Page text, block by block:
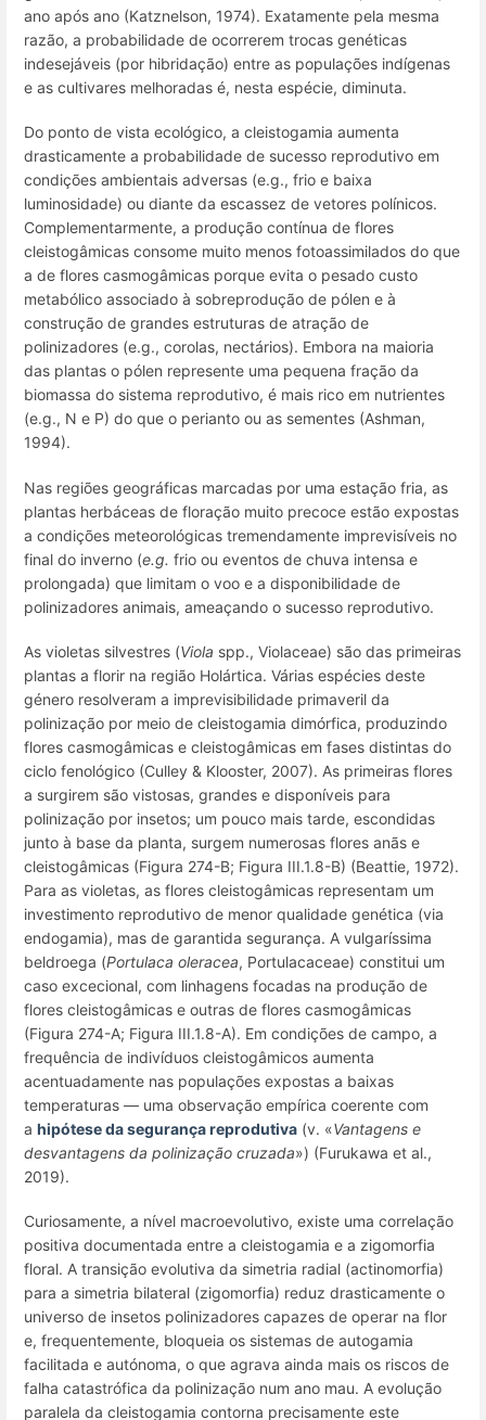
ano após ano (Katznelson, 1974). Exatamente pela mesma
razão, a probabilidade de ocorrerem trocas genéticas
indesejáveis (por hibridação) entre as populações indígenas
e as cultivares melhoradas é, nesta espécie, diminuta.
Do ponto de vista ecológico, a cleistogamia aumenta
drasticamente a probabilidade de sucesso reprodutivo em
condições ambientais adversas (e.g., frio e baixa
luminosidade) ou diante da escassez de vetores polínicos.
Complementarmente, a produção contínua de flores
cleistogâmicas consome muito menos fotoassimilados do que
a de flores casmogâmicas porque evita o pesado custo
metabólico associado à sobreprodução de pólen e à
construção de grandes estruturas de atração de
polinizadores (e.g., corolas, nectários). Embora na maioria
das plantas o pólen represente uma pequena fração da
biomassa do sistema reprodutivo, é mais rico em nutrientes
(e.g., N e P) do que o perianto ou as sementes (Ashman,
1994).
Nas regiões geográficas marcadas por uma estação fria, as
plantas herbáceas de floração muito precoce estão expostas
a condições meteorológicas tremendamente imprevisíveis no
final do inverno (e.g. frio ou eventos de chuva intensa e
prolongada) que limitam o voo e a disponibilidade de
polinizadores animais, ameaçando o sucesso reprodutivo.
As violetas silvestres (Viola spp., Violaceae) são das primeiras
plantas a florir na região Holártica. Várias espécies deste
género resolveram a imprevisibilidade primaveril da
polinização por meio de cleistogamia dimórfica, produzindo
flores casmogâmicas e cleistogâmicas em fases distintas do
ciclo fenológico (Culley & Klooster, 2007). As primeiras flores
a surgirem são vistosas, grandes e disponíveis para
polinização por insetos; um pouco mais tarde, escondidas
junto à base da planta, surgem numerosas flores anãs e
cleistogâmicas (Figura 274-B; Figura III.1.8-B) (Beattie, 1972).
Para as violetas, as flores cleistogâmicas representam um
investimento reprodutivo de menor qualidade genética (via
endogamia), mas de garantida segurança. A vulgaríssima
beldroega (Portulaca oleracea, Portulacaceae) constitui um
caso excecional, com linhagens focadas na produção de
flores cleistogâmicas e outras de flores casmogâmicas
(Figura 274-A; Figura III.1.8-A). Em condições de campo, a
frequência de indivíduos cleistogâmicos aumenta
acentuadamente nas populações expostas a baixas
temperaturas — uma observação empírica coerente com
a hipótese da segurança reprodutiva (v. «Vantagens e
desvantagens da polinização cruzada») (Furukawa et al.,
2019).
Curiosamente, a nível macroevolutivo, existe uma correlação
positiva documentada entre a cleistogamia e a zigomorfia
floral. A transição evolutiva da simetria radial (actinomorfia)
para a simetria bilateral (zigomorfia) reduz drasticamente o
universo de insetos polinizadores capazes de operar na flor
e, frequentemente, bloqueia os sistemas de autogamia
facilitada e autónoma, o que agrava ainda mais os riscos de
falha catastrófica da polinização num ano mau. A evolução
paralela da cleistogamia contorna precisamente este